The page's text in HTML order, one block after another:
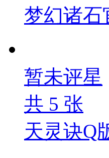
梦幻诸石
暂未评星
共 5 张
天灵诀Q